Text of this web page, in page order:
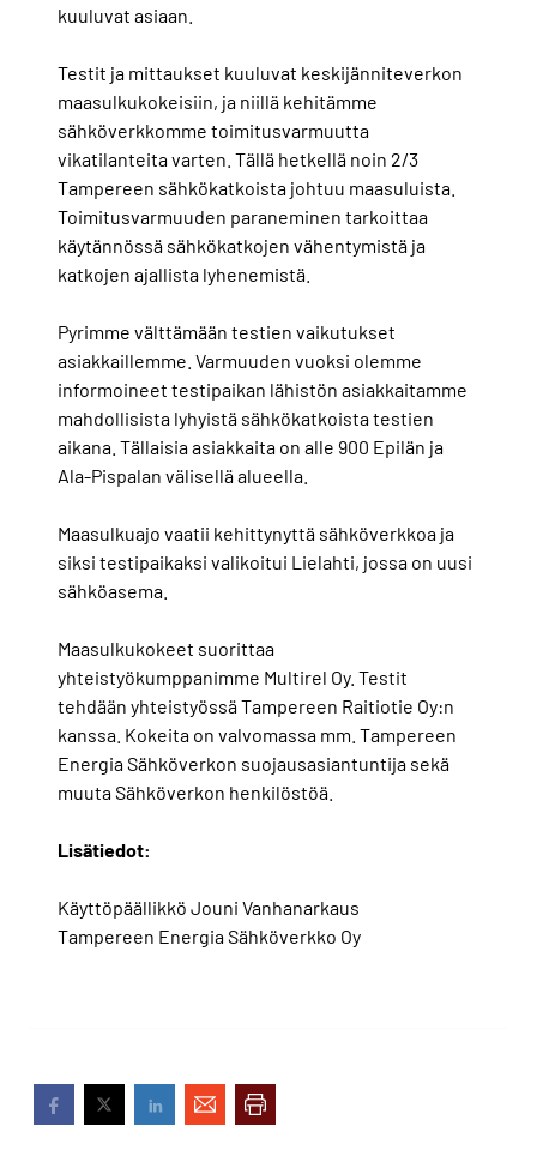
kuuluvat asiaan.
Testit ja mittaukset kuuluvat keskijänniteverkon
maasulkukokeisiin, ja niillä kehitämme
sähköverkkomme toimitusvarmuutta
vikatilanteita varten. Tällä hetkellä noin 2/3
Tampereen sähkökatkoista johtuu maasuluista.
Toimitusvarmuuden paraneminen tarkoittaa
käytännössä sähkökatkojen vähentymistä ja
katkojen ajallista lyhenemistä.
Pyrimme välttämään testien vaikutukset
asiakkaillemme. Varmuuden vuoksi olemme
informoineet testipaikan lähistön asiakkaitamme
mahdollisista lyhyistä sähkökatkoista testien
aikana. Tällaisia asiakkaita on alle 900 Epilän ja
Ala-Pispalan välisellä alueella.
Maasulkuajo vaatii kehittynyttä sähköverkkoa ja
siksi testipaikaksi valikoitui Lielahti, jossa on uusi
sähköasema.
Maasulkukokeet suorittaa
yhteistyökumppanimme Multirel Oy. Testit
tehdään yhteistyössä Tampereen Raitiotie Oy:n
kanssa. Kokeita on valvomassa mm. Tampereen
Energia Sähköverkon suojausasiantuntija sekä
muuta Sähköverkon henkilöstöä.
Lisätiedot:
Käyttöpäällikkö Jouni Vanhanarkaus
Tampereen Energia Sähköverkko Oy